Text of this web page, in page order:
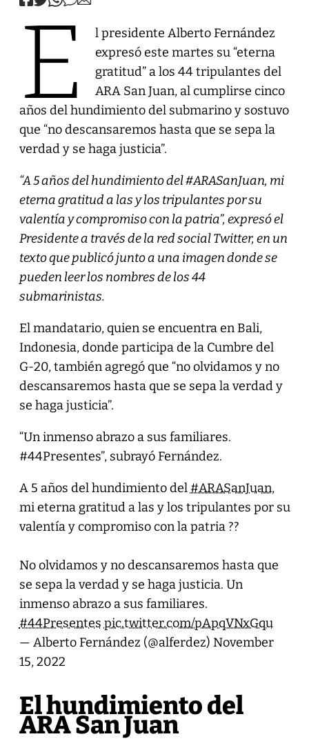
E
l presidente Alberto Fernández
expresó este martes su “eterna
gratitud” a los 44 tripulantes del
ARA San Juan, al cumplirse cinco
años del hundimiento del submarino y sostuvo
que “no descansaremos hasta que se sepa la
verdad y se haga justicia”.
“A 5 años del hundimiento del #ARASanJuan, mi
eterna gratitud a las y los tripulantes por su
valentía y compromiso con la patria”, expresó el
Presidente a través de la red social Twitter, en un
texto que publicó junto a una imagen donde se
pueden leer los nombres de los 44
submarinistas.
El mandatario, quien se encuentra en Bali,
Indonesia, donde participa de la Cumbre del
G-20, también agregó que “no olvidamos y no
descansaremos hasta que se sepa la verdad y
se haga justicia”.
“Un inmenso abrazo a sus familiares.
#44Presentes”, subrayó Fernández.
A 5 años del hundimiento del #ARASanJuan,
mi eterna gratitud a las y los tripulantes por su
valentía y compromiso con la patria ??
No olvidamos y no descansaremos hasta que
se sepa la verdad y se haga justicia. Un
inmenso abrazo a sus familiares.
#44Presentes pic.twitter.com/pApqVNxGqu
— Alberto Fernández (@alferdez) November
15, 2022
El hundimiento del
ARA San Juan